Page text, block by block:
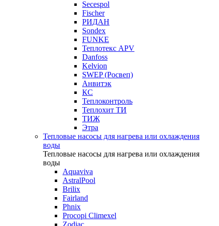
Secespol
Fischer
РИДАН
Sondex
FUNKE
Теплотекс APV
Danfoss
Kelvion
SWEP (Росвеп)
Анвитэк
КС
Теплоконтроль
Теплохит ТИ
ТИЖ
Этра
Тепловые насосы для нагрева или охлаждения
воды
Тепловые насосы для нагрева или охлаждения
воды
Aquaviva
AstralPool
Brilix
Fairland
Phnix
Procopi Climexel
Zodiac